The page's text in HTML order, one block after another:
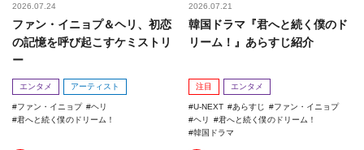
2026.07.24
ファン・イニョプ＆ヘリ、初恋
の記憶を呼び起こすケミストリ
ー
エンタメ アーティスト
ファン・イニョプ
ヘリ
君へと続く僕のドリーム！
2026.07.21
韓国ドラマ『君へと続く僕のド
リーム！』あらすじ紹介
注目 エンタメ
U-NEXT あらすじ
ファン・イニョプ
ヘリ
君へと続く僕のドリーム！
韓国ドラマ